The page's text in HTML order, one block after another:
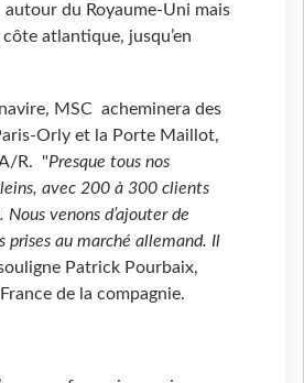
du Royaume-Uni mais
atlantique, jusqu’en
MSC acheminera des
Orly et la Porte Maillot,
R. "Presque tous nos
avec 200 à 300 clients
venons d’ajouter de
prises au marché allemand. Il
Patrick Pourbaix,
de la compagnie.